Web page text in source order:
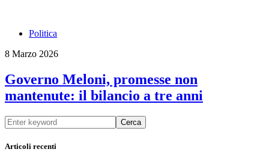
Politica
8 Marzo 2026
Governo Meloni, promesse non
mantenute: il bilancio a tre anni
Cerca
Articoli recenti